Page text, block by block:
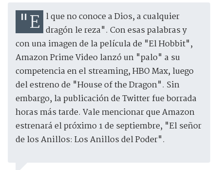
"El que no conoce a Dios, a cualquier dragón le reza". Con esas palabras y
con una imagen de la película de "El Hobbit",
Amazon Prime Video lanzó un "palo" a su
competencia en el streaming, HBO Max, luego
del estreno de "House of the Dragon". Sin
embargo, la publicación de Twitter fue borrada
horas más tarde. Vale mencionar que Amazon
estrenará el próximo 1 de septiembre, "El señor
de los Anillos: Los Anillos del Poder".